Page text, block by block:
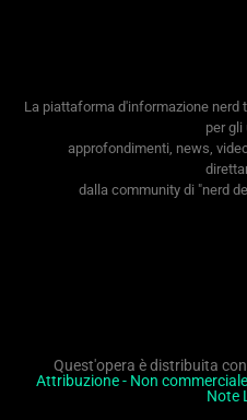
La piattaforma d'informazione
per gli
approfondimenti, news,
dalla community di "nerd
Quest'opera è distribuita
Attribuzione - Non
Note